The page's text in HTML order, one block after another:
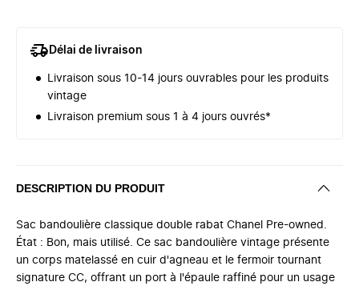
Délai de livraison
Livraison sous 10-14 jours ouvrables pour les produits
vintage
Livraison premium sous 1 à 4 jours ouvrés*
DESCRIPTION DU PRODUIT
Sac bandoulière classique double rabat Chanel Pre-owned.
État : Bon, mais utilisé. Ce sac bandoulière vintage présente
un corps matelassé en cuir d'agneau et le fermoir tournant
signature CC, offrant un port à l'épaule raffiné pour un usage